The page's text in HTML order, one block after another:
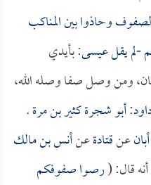
وحاذوا بين المناكب
-لم يقلعيسى: بأيدي
ومن وصل صفا وصله الله،
:أبو شجرة كثير بن مرة.
أبانعنقتادةعنأنس بن مالك
قال: (رصوا صفوفكم